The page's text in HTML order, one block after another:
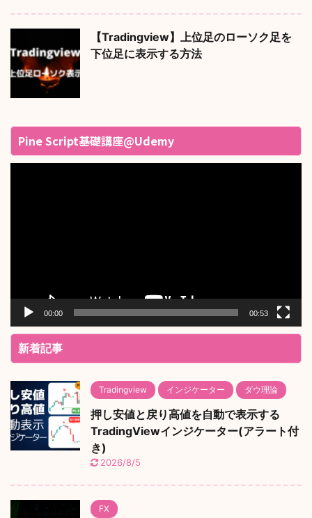
【Tradingview】上位足のローソク足を
下位足に表示する方法
Pine Script基礎講座@Udemy
00:00 00:53
新着記事
Tradingview インジケーター ダウ理論
押し安値と戻り高値を自動で表示する
TradingViewインジケーター(アラート付
き)
2026/8/5
FX